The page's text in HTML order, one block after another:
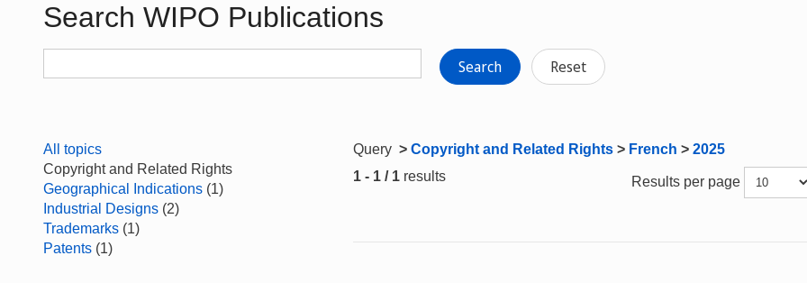
Search WIPO Publications
Search Reset
All topics
Copyright and Related Rights
Geographical Indications (1)
Industrial Designs (2)
Trademarks (1)
Patents (1)
Query > Copyright and Related Rights > French > 2025
1 - 1 / 1 results Results per page